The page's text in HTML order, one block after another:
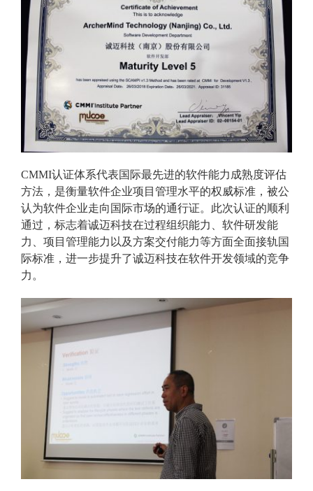
CMMI认证体系代表国际最先进的软件能力成熟度评估
方法，是衡量软件企业项目管理水平的权威标准，被公
认为软件企业走向国际市场的通行证。此次认证的顺利
通过，标志着诚迈科技在过程组织能力、软件研发能
力、项目管理能力以及方案交付能力等方面全面接轨国
际标准，进一步提升了诚迈科技在软件开发领域的竞争
力。